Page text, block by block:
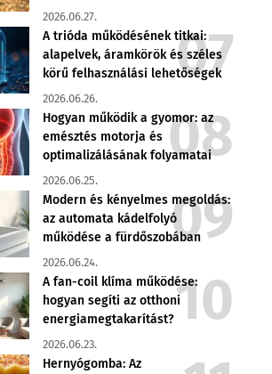
2026.06.27.
A trióda működésének titkai:
alapelvek, áramkörök és széles
körű felhasználási lehetőségek
2026.06.26.
Hogyan működik a gyomor: az
emésztés motorja és
optimalizálásának folyamatai
2026.06.25.
Modern és kényelmes megoldás:
az automata kádelfolyó
működése a fürdőszobában
2026.06.24.
A fan-coil klíma működése:
hogyan segíti az otthoni
energiamegtakarítást?
2026.06.23.
Hernyógomba: Az